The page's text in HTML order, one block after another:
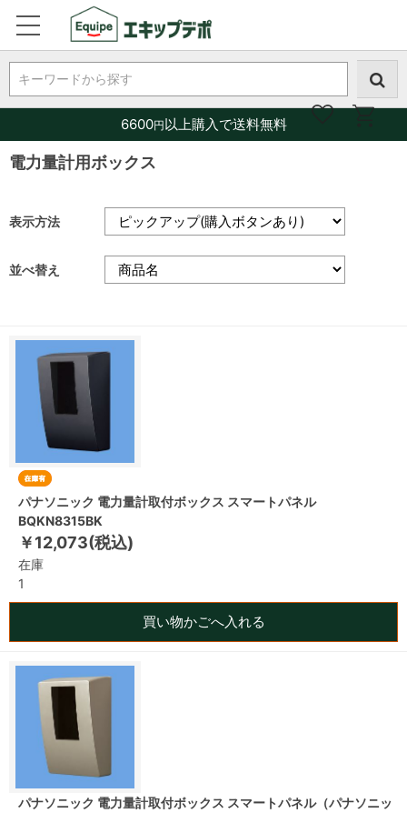
キーワードから探す
6600円以上購入で送料無料
電力量計用ボックス
表示方法
並べ替え
パナソニック 電力量計取付ボックス スマートパネル
BQKN8315BK
￥12,073(税込)
在庫
1
買い物かごへ入れる
パナソニック 電力量計取付ボックス スマートパネル（パナソニッ